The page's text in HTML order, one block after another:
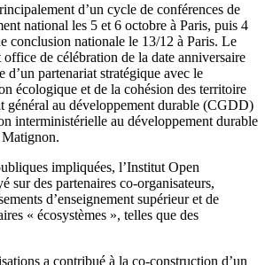
d’un cycle de conférences de
national les 5 et 6 octobre à Paris, puis 4
conclusion nationale le 13/12 à Paris. Le
de célébration de la date anniversaire
d’un partenariat stratégique avec le
écologique et de la cohésion des territoire
général au développement durable (CGDD)
interministérielle au développement durable
Matignon.
impliquées, l’Institut Open
sur des partenaires co-organisateurs,
d’enseignement supérieur et de
« écosystèmes », telles que des
a contribué à la co-construction d’un